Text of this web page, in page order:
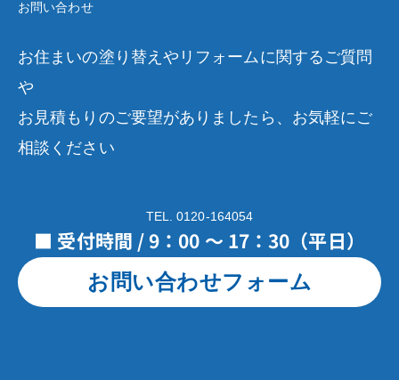
お問い合わせ
お住まいの塗り替えやリフォームに関するご質問
や
お見積もりのご要望がありましたら、お気軽にご
相談ください
TEL. 0120-164054
■ 受付時間 / 9：00 ～ 17：30（平日）
お問い合わせフォーム